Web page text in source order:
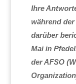
Ihre
während
darüber
Mai in
der AFSO